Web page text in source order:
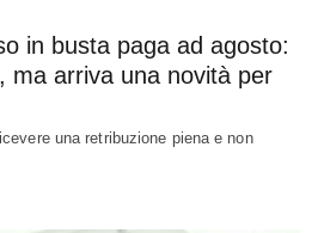
in busta paga ad agosto:
ma arriva una novità per
una retribuzione piena e non